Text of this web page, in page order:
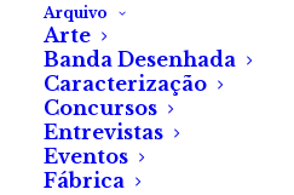
Arquivo
Arte
Banda Desenhada
Caracterização
Concursos
Entrevistas
Eventos
Fábrica
Como disse, ia calmamente,
da estrada, com o autorrádio
pelo espelho retrovisor, vindo
de mim, um carro que se colou
traseira, numa condução